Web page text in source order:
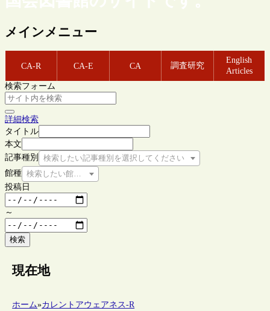
メインメニュー
CA-R CA-E CA 調査研究
English
Articles
検索フォーム
詳細検索
タイトル
本文
記事種別
検索したい記事種別を選択してください
館種 検索したい館種を選択してください
投稿日
～
検索
現在地
ホーム»カレントアウェアネス-R